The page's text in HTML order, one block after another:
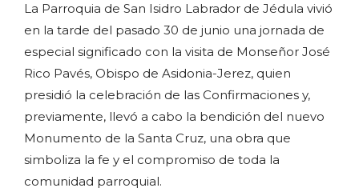
La Parroquia de San Isidro Labrador de Jédula vivió
en la tarde del pasado 30 de junio una jornada de
especial significado con la visita de Monseñor José
Rico Pavés, Obispo de Asidonia-Jerez, quien
presidió la celebración de las Confirmaciones y,
previamente, llevó a cabo la bendición del nuevo
Monumento de la Santa Cruz, una obra que
simboliza la fe y el compromiso de toda la
comunidad parroquial.